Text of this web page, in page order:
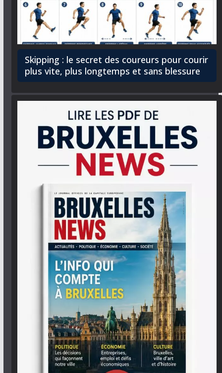
Skipping : le secret des coureurs pour courir
plus vite, plus longtemps et sans blessure